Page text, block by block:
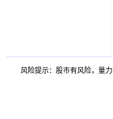
风险提示：股市有风险，量